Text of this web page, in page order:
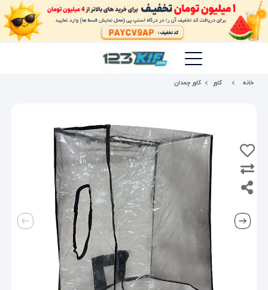
خانه کاور کاور چمدان